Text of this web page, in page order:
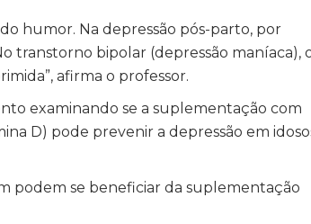
humor. Na depressão pós-parto, por
transtorno bipolar (depressão maníaca),
afirma o professor.
examinando se a suplementação com
D) pode prevenir a depressão em
podem se beneficiar da suplementação